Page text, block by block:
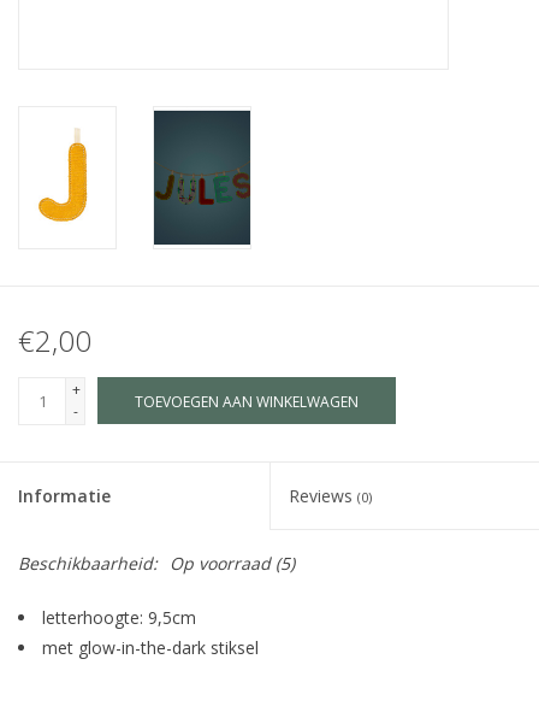
Merken
€2,00
+
-
TOEVOEGEN AAN WINKELWAGEN
Informatie Reviews (0)
Beschikbaarheid: Op voorraad(5)
letterhoogte: 9,5cm
met glow-in-the-dark stiksel